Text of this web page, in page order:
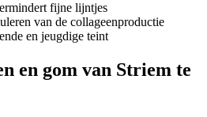
fijne lijntjes
van de collageenproductie
en jeugdige teint
en gom van Striem te